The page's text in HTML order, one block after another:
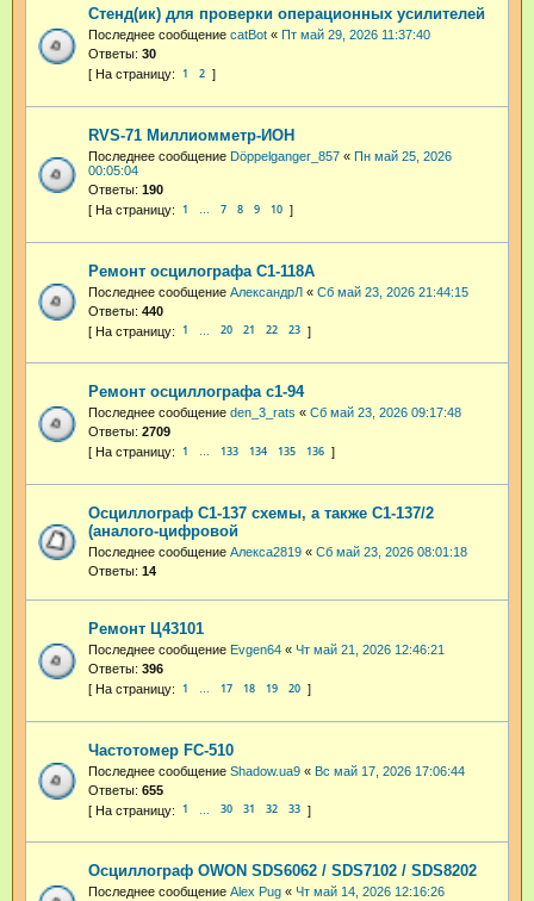
Стенд(ик) для проверки операционных усилителей
Последнее сообщение catBot « Пт май 29, 2026 11:37:40
Ответы: 30
1 2
RVS-71 Миллиомметр-ИОН
Последнее сообщение Dӧppelganger_857 « Пн май 25, 2026
00:05:04
Ответы: 190
1 … 7 8 9 10
Ремонт осцилографа С1-118А
Последнее сообщение АлександрЛ « Сб май 23, 2026 21:44:15
Ответы: 440
1 20 21 22 23
Ремонт осциллографа с1-94
Последнее сообщение den_3_rats « Сб май 23, 2026 09:17:48
Ответы: 2709
1 … 133 134 135 136
Осциллограф С1-137 схемы, а также С1-137/2
(аналого-цифровой
Последнее сообщение Алекса2819 « Сб май 23, 2026 08:01:18
Ответы: 14
Ремонт Ц43101
Последнее сообщение Evgen64 « Чт май 21, 2026 12:46:21
Ответы: 396
1 … 17 18 19 20
Частотомер FC-510
Последнее сообщение Shadow.ua9 « Вс май 17, 2026 17:06:44
Ответы: 655
1 30 31 32 33
Осциллограф OWON SDS6062 / SDS7102 / SDS8202
Последнее сообщение Alex Pug « Чт май 14, 2026 12:16:26